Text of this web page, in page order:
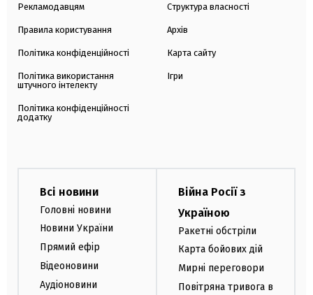
Рекламодавцям
Правила користування
Політика конфіденційності
Політика використання
штучного інтелекту
Політика конфіденційності
додатку
Структура власності
Архів
Карта сайту
Ігри
Всі новини
Головні новини
Новини України
Прямий ефір
Відеоновини
Аудіоновини
Війна Росії з
Україною
Ракетні обстріли
Карта бойових дій
Мирні переговори
Повітряна тривога в